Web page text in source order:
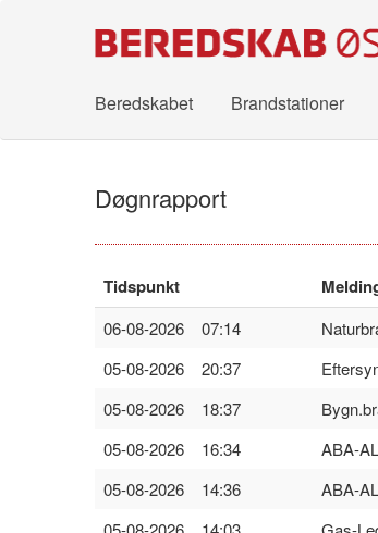
Beredskabet Brandstationer
Døgnrapport
Tidspunkt
06-08-2026 07:14
05-08-2026 20:37
05-08-2026 18:37
05-08-2026 16:34
ABA-
05-08-2026 14:36
ABA-